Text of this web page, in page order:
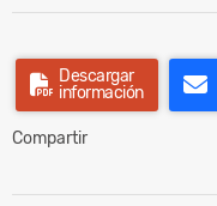
Descargar
información
Compartir